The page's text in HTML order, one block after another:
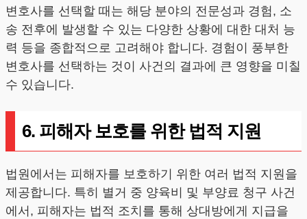
변호사를 선택할 때는 해당 분야의 전문성과 경험, 소
송 전후에 발생할 수 있는 다양한 상황에 대한 대처 능
력 등을 종합적으로 고려해야 합니다. 경험이 풍부한
변호사를 선택하는 것이 사건의 결과에 큰 영향을 미칠
수 있습니다.
6. 피해자 보호를 위한 법적 지원
법원에서는 피해자를 보호하기 위한 여러 법적 지원을
제공합니다. 특히 별거 중 양육비 및 부양료 청구 사건
에서, 피해자는 법적 조치를 통해 상대방에게 지급을